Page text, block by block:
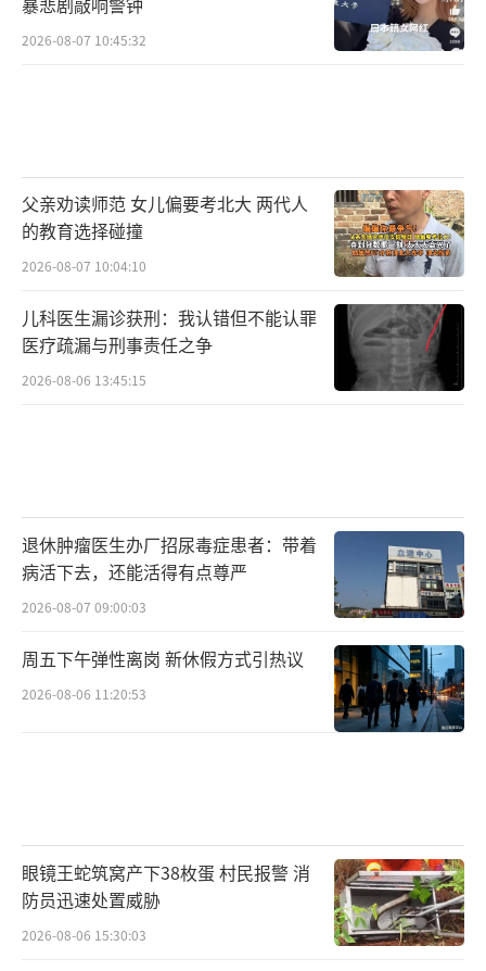
2026-08-07 10:45:32
父亲劝读师范 女儿偏要考北大 两代人
的教育选择碰撞
2026-08-07 10:04:10
儿科医生漏诊获刑：我认错但不能认罪
医疗疏漏与刑事责任之争
2026-08-06 13:45:15
退休肿瘤医生办厂招尿毒症患者：带着
病活下去，还能活得有点尊严
2026-08-07 09:00:03
周五下午弹性离岗 新休假方式引热议
2026-08-06 11:20:53
眼镜王蛇筑窝产下38枚蛋 村民报警 消
防员迅速处置威胁
2026-08-06 15:30:03